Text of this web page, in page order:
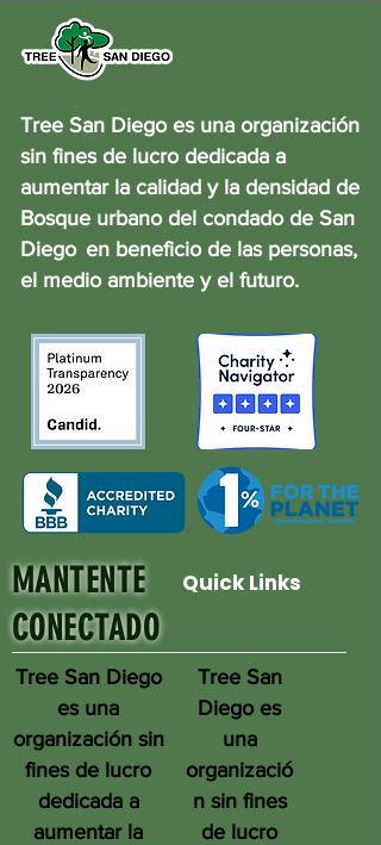
Tree San Diego es una organización
sin fines de lucro dedicada a
aumentar la calidad y la densidad de
Bosque urbano del condado de San
Diego en beneficio de las personas,
el medio ambiente y el futuro.
MANTENTE
CONECTADO
Quick Links
Tree San Diego
es una
organización sin
fines de lucro
dedicada a
aumentar la
Tree San
Diego es
una
organizació
n sin fines
de lucro